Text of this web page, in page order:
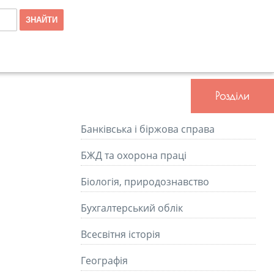
Розділи
Банківська і біржова справа
БЖД та охорона праці
Біологія, природознавство
Бухгалтерський облік
Всесвітня історія
Географія